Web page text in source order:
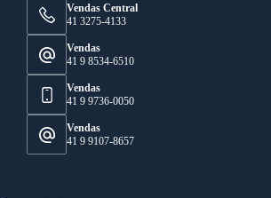
Vendas Central
41 3275-4133
Vendas
41 9 8534-6510
Vendas
41 9 9736-0050
Vendas
41 9 9107-8657